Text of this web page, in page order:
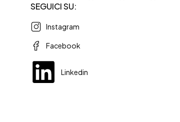
SEGUICI SU:
Instagram
Facebook
Linkedin